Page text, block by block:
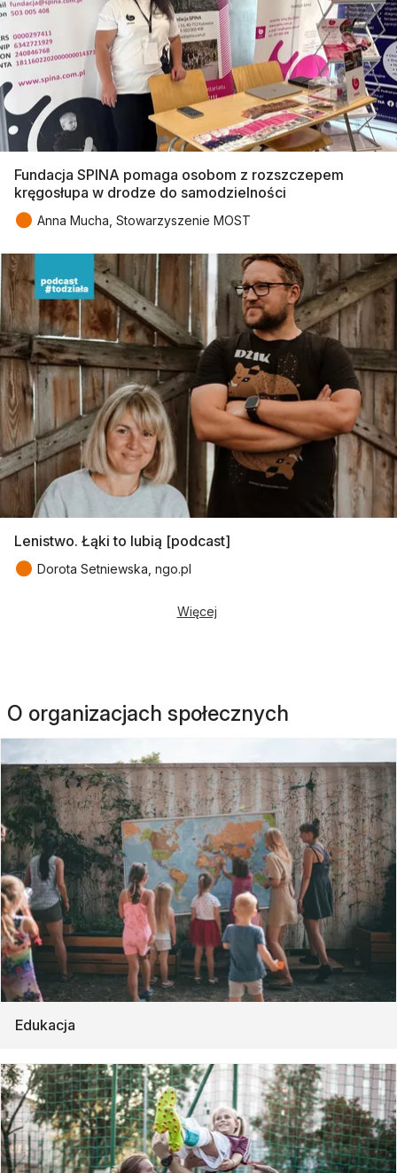
Fundacja SPINA pomaga osobom z rozszczepem
kręgosłupa w drodze do samodzielności
● Anna Mucha, Stowarzyszenie MOST
Lenistwo. Łąki to lubią [podcast]
● Dorota Setniewska, ngo.pl
Więcej
O organizacjach społecznych
Edukacja